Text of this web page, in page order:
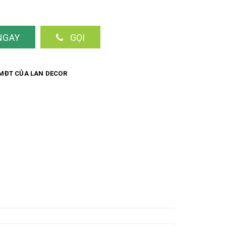
mật độ vải: 133 * 100, - Vải tự nhiên, an toàn với
kích thước bất kỳ theo yêu cầu, vui lòng liên hệ
GỌI
CỦA LAN DECOR